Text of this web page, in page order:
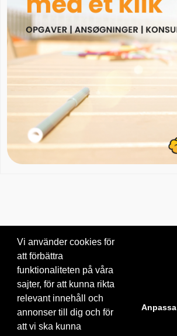
© 2026 Brainville AB. |Villkor för tjänsten
Byt språk:
Vi använder cookies för
att förbättra
funktionaliteten på våra
sajter, för att kunna rikta
relevant innehåll och
annonser till dig och för
att vi ska kunna
Anpassa